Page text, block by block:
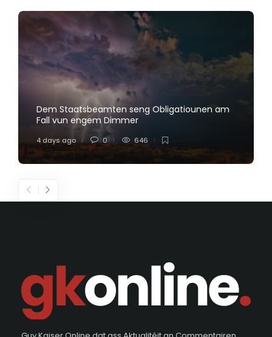
Dem Staatsbeamten seng Obligatiounen am
Fall vun engem Dimmer
4 days ago 0 646